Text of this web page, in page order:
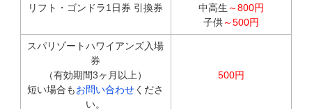
リフト・ゴンドラ1日券 引換券
中高生 ～800円
子供～500円
スパリゾートハワイアンズ入場
券
（有効期間3ヶ月以上）
短い場合もお問い合わせくださ
い。
500円